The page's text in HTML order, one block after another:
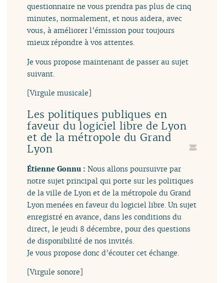
questionnaire ne vous prendra pas plus de cinq
minutes, normalement, et nous aidera, avec
vous, à améliorer l’émission pour toujours
mieux répondre à vos attentes.
Je vous propose maintenant de passer au sujet
suivant.
[Virgule musicale]
Les politiques publiques en
faveur du logiciel libre de Lyon
et de la métropole du Grand
Lyon
Étienne Gonnu :Nous allons poursuivre par
notre sujet principal qui porte sur les politiques
de la ville de Lyon et de la métropole du Grand
Lyon menées en faveur du logiciel libre. Un sujet
enregistré en avance, dans les conditions du
direct, le jeudi 8 décembre, pour des questions
de disponibilité de nos invités.
Je vous propose donc d’écouter cet échange.
[Virgule sonore]